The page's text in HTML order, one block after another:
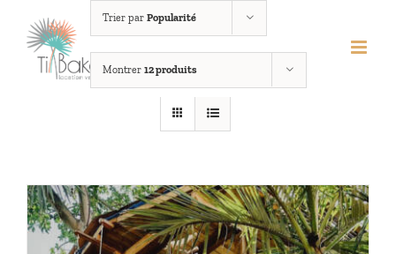
contenu
Trier par Popularité
Montrer 12 produits